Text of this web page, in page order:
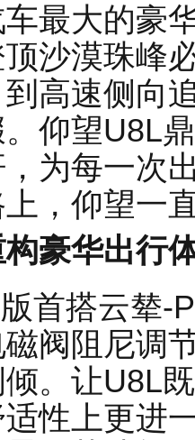
最大的豪
沙漠珠峰
高速侧向
仰望U8L
为每一次
，仰望一
豪华出行
首搭云辇-P
阀阻尼调
。让U8L
性上更进